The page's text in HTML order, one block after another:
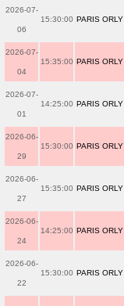
2026-07-
06
15:30:00 PARIS ORLY
2026-07-
04
15:35:00 PARIS ORLY
2026-07-
01
14:25:00 PARIS ORLY
2026-06-
29
15:30:00 PARIS ORLY
2026-06-
27
15:35:00 PARIS ORLY
2026-06-
24
14:25:00 PARIS ORLY
2026-06-
22
15:30:00 PARIS ORLY